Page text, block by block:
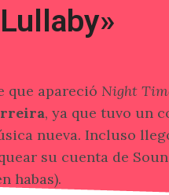
que apareció Night
, ya que tuvo un
nueva. Incluso
su cuenta de
habas).